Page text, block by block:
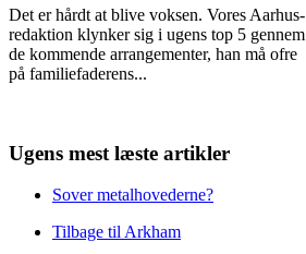
Det er hårdt at blive voksen. Vores Aarhus-
redaktion klynker sig i ugens top 5 gennem
de kommende arrangementer, han må ofre
på familiefaderens...
Ugens mest læste artikler
Sover metalhovederne?
Tilbage til Arkham